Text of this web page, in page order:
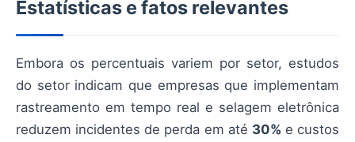
Estatísticas e fatos relevantes
Embora os percentuais variem por setor, estudos
do setor indicam que empresas que implementam
rastreamento em tempo real e selagem eletrônica
reduzem incidentes de perda em até 30% e custos